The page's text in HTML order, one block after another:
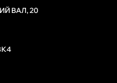
ВАЛ, 20